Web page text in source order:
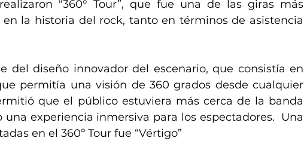
"360° Tour”, que fue una de las giras más
en la historia del rock, tanto en términos de asistencia
del diseño innovador del escenario, que consistía en
permitía una visión de 360 grados desde cualquier
que el público estuviera más cerca de la banda
experiencia inmersiva para los espectadores.  Una
en el 360º Tour fue “Vértigo”